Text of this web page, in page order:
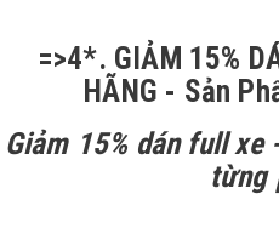
=>4*. GIẢM 15%
HÃNG - Sản
Giảm 15% dán full xe
từng